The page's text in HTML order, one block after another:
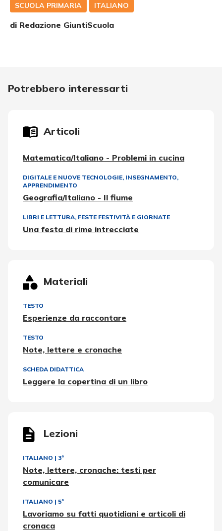
SCUOLA PRIMARIA ITALIANO
di Redazione GiuntiScuola
Potrebbero interessarti
Articoli
Matematica/Italiano - Problemi in cucina
DIGITALE E NUOVE TECNOLOGIE, INSEGNAMENTO,
APPRENDIMENTO
Geografia/Italiano - Il fiume
LIBRI E LETTURA, FESTE FESTIVITÀ E GIORNATE
Una festa di rime intrecciate
Materiali
TESTO
Esperienze da raccontare
TESTO
Note, lettere e cronache
SCHEDA DIDATTICA
Leggere la copertina di un libro
Lezioni
ITALIANO | 3ª
Note, lettere, cronache: testi per
comunicare
ITALIANO | 5ª
Lavoriamo su fatti quotidiani e articoli di
cronaca